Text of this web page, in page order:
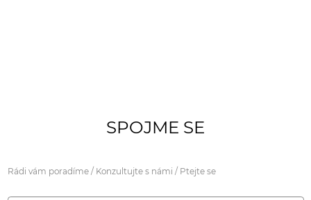
SPOJME SE
Rádi vám poradíme / Konzultujte s námi / Ptejte se